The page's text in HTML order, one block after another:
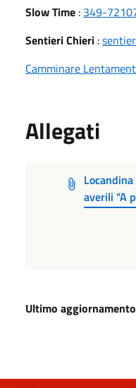
Slow Time : 349-
Sentieri Chieri :
Camminare
Allegati
averili "A
Ultimo aggiornamento